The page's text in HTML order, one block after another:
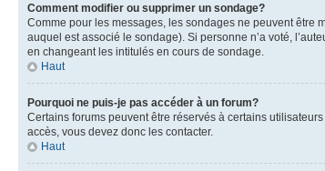
Comment modifier ou supprimer un sondage?
Comme pour les messages, les sondages ne peuvent être
auquel est associé le sondage). Si personne n’a voté,
en changeant les intitulés en cours de sondage.
Haut
Pourquoi ne puis-je pas accéder à un forum?
Certains forums peuvent être réservés à certains
accès, vous devez donc les contacter.
Haut